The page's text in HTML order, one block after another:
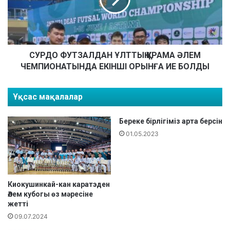
А
З
А
Қ
Т
А
Н
”
Э
К
О
А
К
Ц
И
Ф
У
Т
З
А
Ұ
Л
Т
Т
Ы
Қ
Қ
Ұ
Р
А
М
СУРДО ФУТЗАЛДАН ҰЛТТЫҚ ҚҰРАМА ӘЛЕМ
ЧЕМПИОНАТЫНДА ЕКІНШІ ОРЫНҒА ИЕ БОЛДЫ
Ұқсас мақалалар
Киокушинкай-кан каратэден
Әлем кубогы өз мәресіне
жетті
09.07.2024
Береке бірлігіміз арта берсін
01.05.2023